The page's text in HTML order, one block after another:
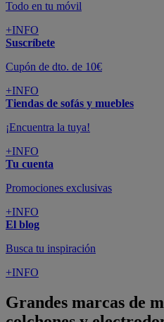
Todo en tu móvil
+INFO
Suscríbete
Cupón de dto. de 10€
+INFO
Tiendas de sofás y muebles
¡Encuentra la tuya!
+INFO
Tu cuenta
Promociones exclusivas
+INFO
El blog
Busca tu inspiración
+INFO
Grandes marcas de